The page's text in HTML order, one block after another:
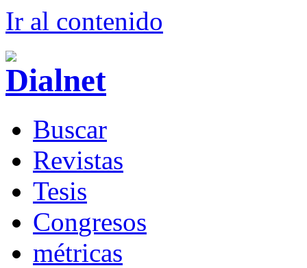
Ir al contenido
Buscar
Revistas
Tesis
Congresos
métricas